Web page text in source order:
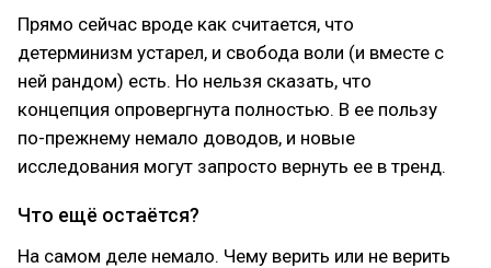
Прямо сейчас вроде как считается, что
детерминизм устарел, и свобода воли (и вместе с
ней рандом) есть. Но нельзя сказать, что
концепция опровергнута полностью. В ее пользу
по-прежнему немало доводов, и новые
исследования могут запросто вернуть ее в тренд.
Что ещё остаётся?
На самом деле немало. Чему верить или не верить